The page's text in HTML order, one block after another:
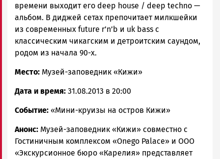
времени выходит его deep house / deep techno —
альбом. В диджей сетах препочитает милкшейки
из современных future r’n’b и uk bass с
классическим чикагским и детроитским саундом,
родом из начала 90-х.
Место: Музей-заповедник «Кижи»
Дата и время: 31.08.2013 в 20:00
Событие: «Мини-круизы на остров Кижи»
Анонс: Музей-заповедник «Кижи» совместно с
Гостиничным комплексом «Onego Palace» и ООО
«Экскурсионное бюро «Карелия» представляет